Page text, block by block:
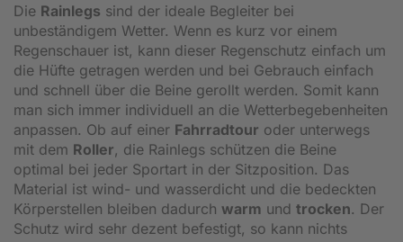
Die Rainlegs sind der ideale Begleiter bei
unbeständigem Wetter. Wenn es kurz vor einem
Regenschauer ist, kann dieser Regenschutz einfach um
die Hüfte getragen werden und bei Gebrauch einfach
und schnell über die Beine gerollt werden. Somit kann
man sich immer individuell an die Wetterbegebenheiten
anpassen. Ob auf einer Fahrradtour oder unterwegs
mit dem Roller, die Rainlegs schützen die Beine
optimal bei jeder Sportart in der Sitzposition. Das
Material ist wind- und wasserdicht und die bedeckten
Körperstellen bleiben dadurch warm und trocken. Der
Schutz wird sehr dezent befestigt, so kann nichts